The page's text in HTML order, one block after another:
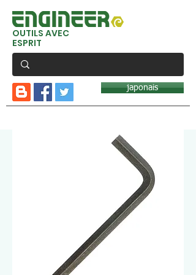
OUTILS AVEC
ESPRIT
japonais